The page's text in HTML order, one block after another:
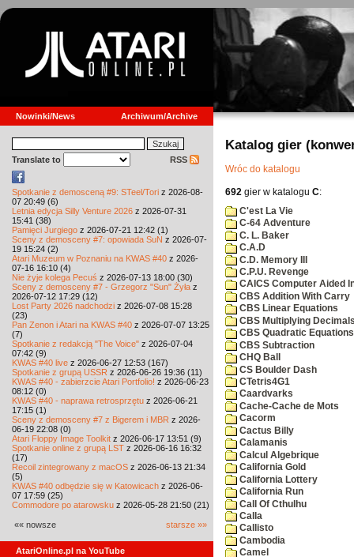
Nowinki/News Archiwum/Archive
Translate to RSS
Spotkanie z demosceną #9: STeel/Tori z 2026-08-
07 20:49 (6)
Letnia edycja Silly Venture 2026 z 2026-07-31
15:41 (38)
Pamięci Jurgiego z 2026-07-21 12:42 (1)
Sceny z demosceny #7: opowiada SuN z 2026-07-
19 15:24 (2)
Atari Muzeum w Poznaniu na KWAS #40 z 2026-
07-16 16:10 (4)
Nie żyje kolega Pecuś z 2026-07-13 18:00 (30)
Sceny z demosceny #7 - Grzegorz "Sun" Żyła z
2026-07-12 17:29 (12)
Lost Party 2026 nadchodzi z 2026-07-08 15:28
(23)
Pan Zenon i Atari na KWAS #40 z 2026-07-07 13:25
(7)
Spotkanie z redakcją "The Voice" z 2026-07-04
07:42 (9)
KWAS #40 live z 2026-06-27 12:53 (167)
Spotkanie z grupą USSR z 2026-06-26 19:36 (11)
KWAS #40 - zabierzcie Atari Portfolio! z 2026-06-23
08:12 (0)
KWAS #40 - naprawa retrosprzętu z 2026-06-21
17:15 (1)
Sceny z demosceny #7 z Bigerem i MBR z 2026-
06-19 22:08 (0)
Atari Floppy Image Toolkit z 2026-06-17 13:51 (9)
Spotkanie online z grupą LST z 2026-06-16 16:32
(17)
Recoil zintegrowany z macOS z 2026-06-13 21:34
(5)
KWAS #40 odbędzie się w Katowicach z 2026-06-
07 17:59 (25)
Commodore po atarowsku z 2026-05-28 21:50 (21)
«« nowsze starsze »»
AtariOnline.pl na YouTube
Katalog gier
Wróc do katalogu
692 gier w katalogu C:
C'est La Vie
C-64 Adventure
C. L. Baker
C.A.D
C.D. Memory III
C.P.U. Revenge
CAICS Computer Aided
CBS Addition With Carry
CBS Linear Equations
CBS Multiplying
CBS Quadratic Equations
CBS Subtraction
CHQ Ball
CS Boulder Dash
CTetris4G1
Caardvarks
Cache-Cache de Mots
Cacorm
Cactus Billy
Calamanis
Calcul Algebrique
California Gold
California Lottery
California Run
Call Of Cthulhu
Calla
Callisto
Cambodia
Camel